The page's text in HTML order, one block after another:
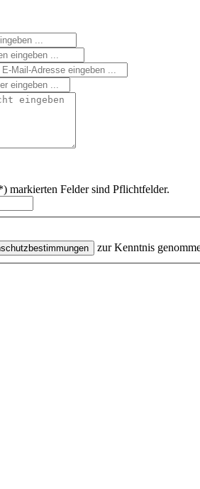
markierten Felder sind Pflichtfelder.
zur Kenntnis